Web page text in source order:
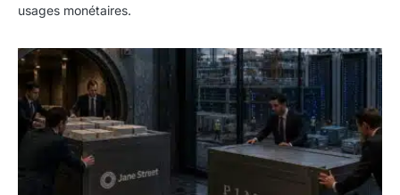
usages monétaires.
Jane Street négocie le transfert de 11 milliards de